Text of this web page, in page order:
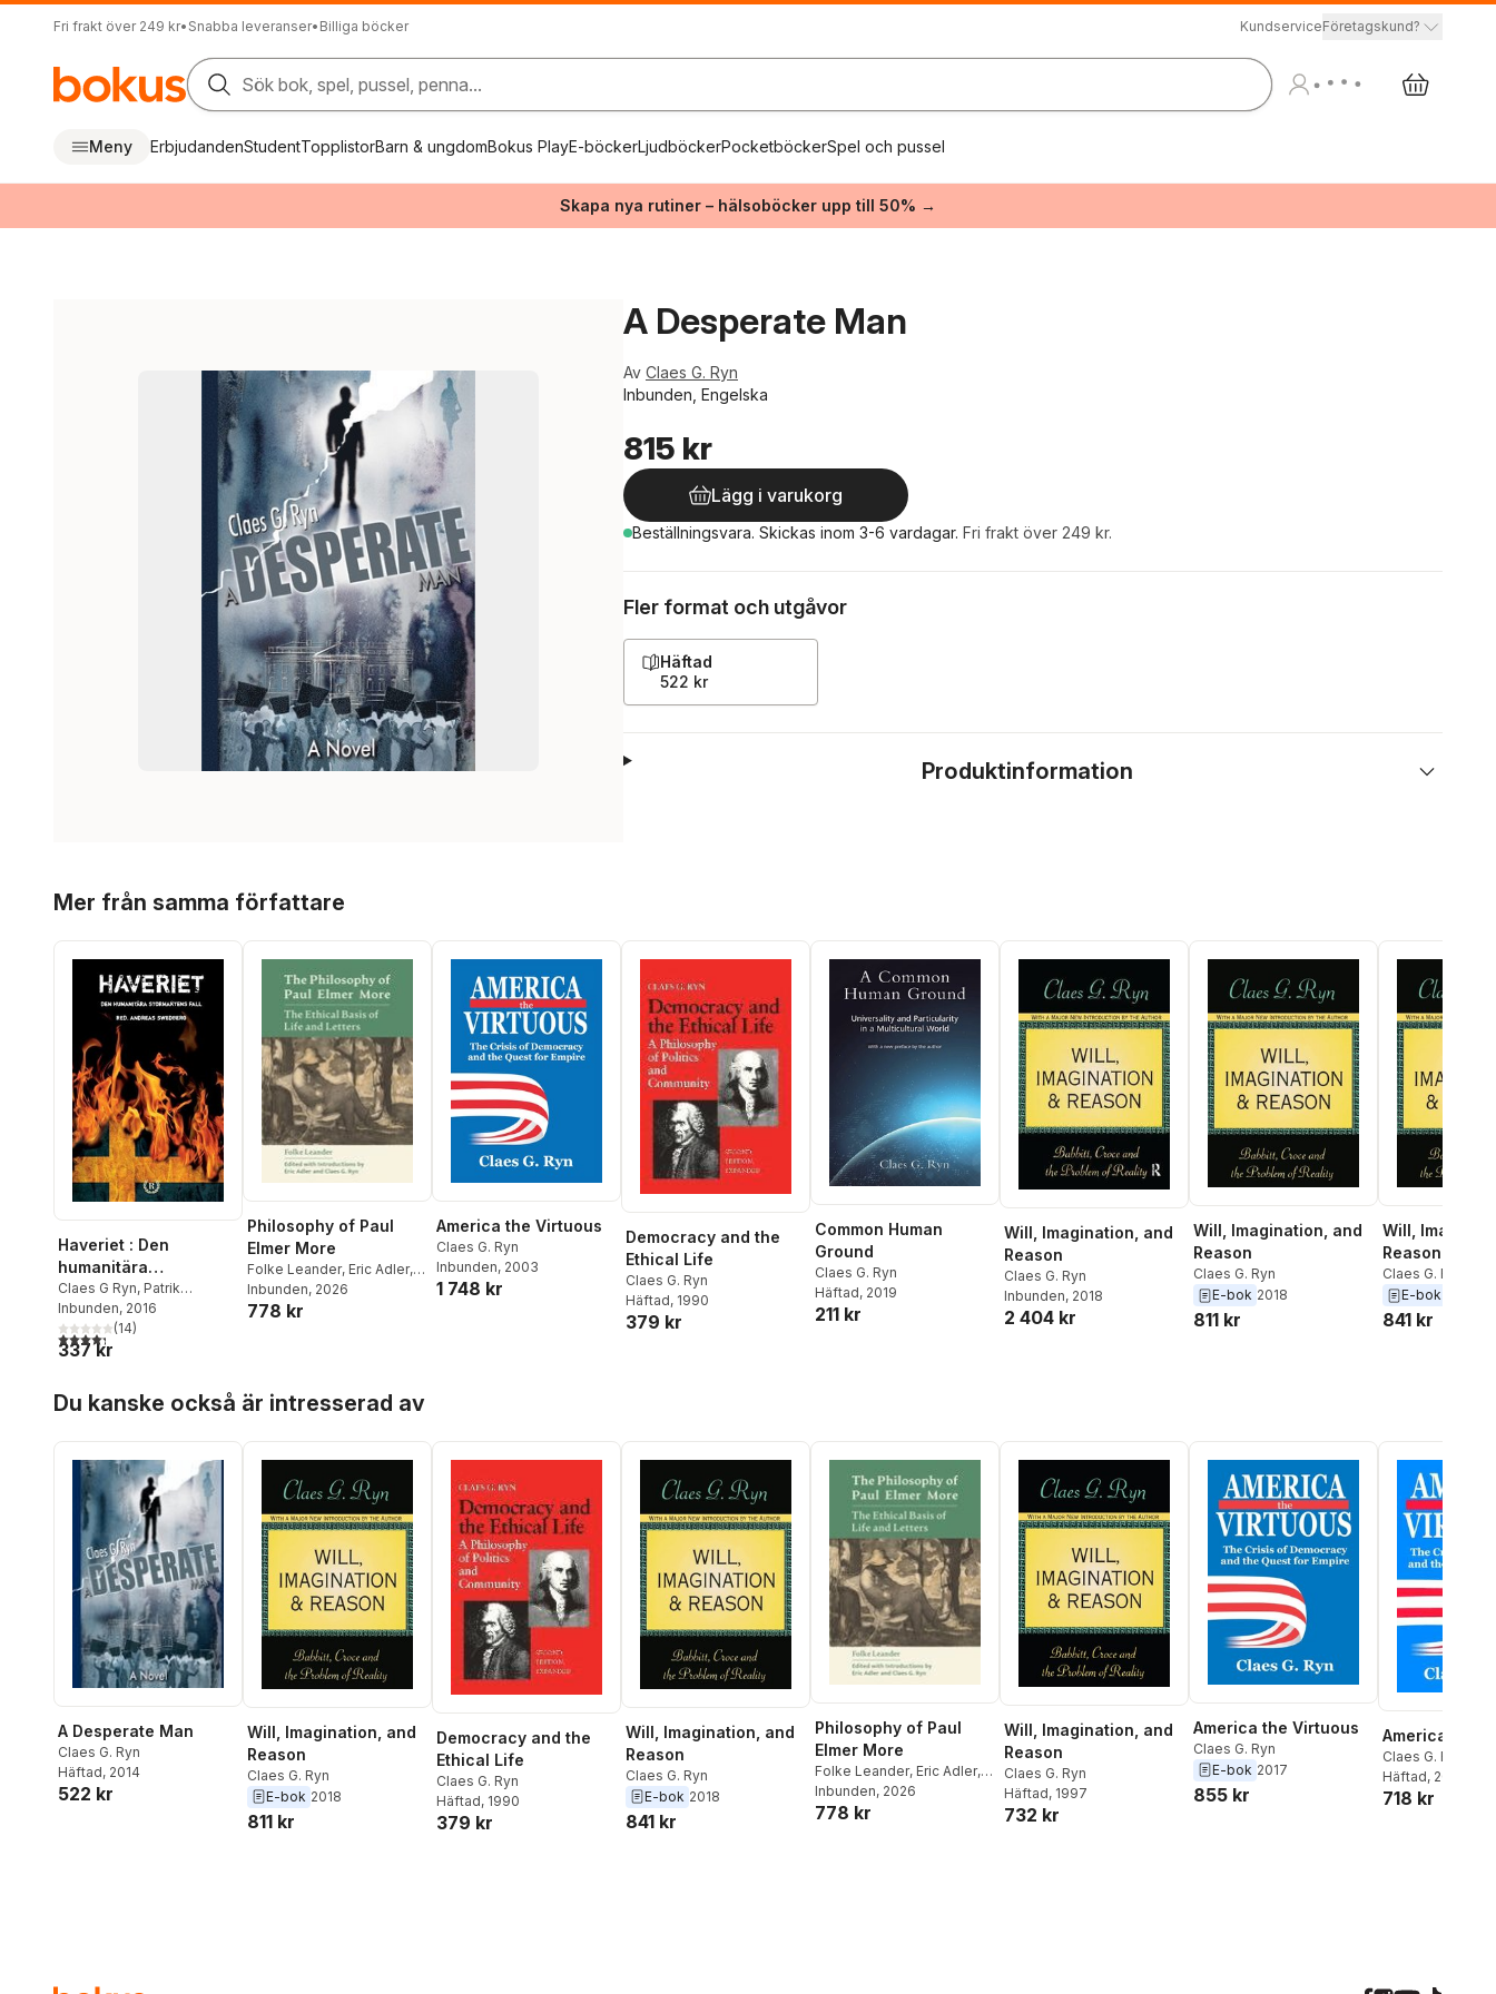
Fri frakt över 249 kr• Snabba leveranser• Billiga böcker KundserviceFöretagskund?
Sök bok, spel, pussel, penna...
Meny ErbjudandenStudentTopplistorBarn & ungdomBokus PlayE-böckerLjudböckerPocketböckerSpel och pussel
Skapa nya rutiner – hälsoböcker upp till 50% →
A Desperate Man
Av Claes G. Ryn
Inbunden, Engelska
815 kr
Lägg i varukorg
Beställningsvara. Skickas inom 3-6 vardagar. Fri frakt över 249 kr.
Fler format och utgåvor
Häftad
522 kr
Produktinformation
Mer från samma författare
Haveriet : Den
humanitära
stormaktens fall
Claes G Ryn, Patrik
Magnusson,Marika
Formgren,Anna Lindén
Tanja Bergkvist
Rolf K
Nilsson,Henrik
Stilbs
Ljunggren,Jan-Erik
Gustafsson,Anders
Edwardsson,Karl Gustel
Wärnberg
Jan Tullberg
Henrik L Barvå,Gunnar
Sandelin
Inbunden, 2016
4,3utav 5 stjärnor. Totalt antal röster:
(14)
337 kr
Philosophy of Paul
Elmer More
Folke Leander, Eric Adler,
Claes G. Ryn
Inbunden, 2026
778 kr
America the Virtuous
Claes G. Ryn
Inbunden, 2003
1 748 kr
Democracy and the
Ethical Life
Claes G. Ryn
Häftad, 1990
379 kr
Common Human
Ground
Claes G. Ryn
Häftad, 2019
211 kr
Will, Imagination, and
Reason
Claes G. Ryn
Inbunden, 2018
2 404 kr
Will, Imagination, and
Reason
Claes G. Ryn
E-bok 2018
811 kr
Will,
Reason
Claes G. Ryn
E-bok
841 kr
Du kanske också är intresserad av
A Desperate Man
Claes G. Ryn
Häftad, 2014
522 kr
Will, Imagination, and
Reason
Claes G. Ryn
E-bok 2018
811 kr
Democracy and the
Ethical Life
Claes G. Ryn
Häftad, 1990
379 kr
Will, Imagination, and
Reason
Claes G. Ryn
E-bok 2018
841 kr
Philosophy of Paul
Elmer More
Folke Leander, Eric Adler,
Claes G. Ryn
Inbunden, 2026
778 kr
Will, Imagination, and
Reason
Claes G. Ryn
Häftad, 1997
732 kr
America the Virtuous
Claes G. Ryn
E-bok 2017
855 kr
America the
Claes G. Ryn
Häftad, 2010
718 kr